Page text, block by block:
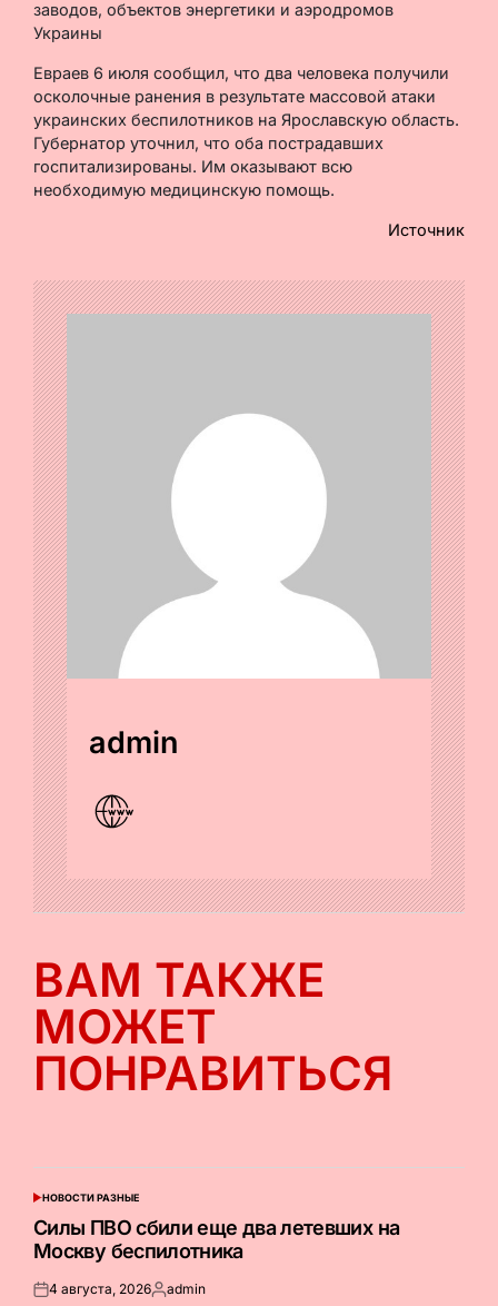
заводов, объектов энергетики и аэродромов
Украины
Евраев 6 июля сообщил, что два человека получили
осколочные ранения в результате массовой атаки
украинских беспилотников на Ярославскую область.
Губернатор уточнил, что оба пострадавших
госпитализированы. Им оказывают всю
необходимую медицинскую помощь.
Источник
admin
ВАМ ТАКЖЕ
МОЖЕТ
ПОНРАВИТЬСЯ
ОПУБЛИКОВАНО
НОВОСТИ РАЗНЫЕ
Силы ПВО сбили еще два летевших на
Москву беспилотника
Опубликовано
4 августа, 2026Запись
admin